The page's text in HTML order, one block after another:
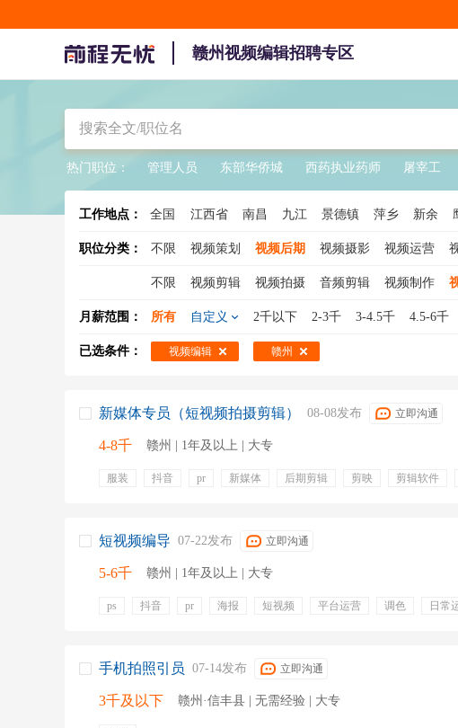
赣州视频编辑招聘专区
热门职位： 管理人员 东部华侨城 西药执业药师 屠宰工
工作地点： 全国 江西省 南昌 九江 景德镇 萍乡 新余
职位分类： 不限 视频策划 视频后期 视频摄影 视频运营
不限 视频剪辑 视频拍摄 音频剪辑 视频制作
月薪范围： 所有 自定义 2千以下 2-3千 3-4.5千 4.5-6千
已选条件： 视频编辑 赣州
新媒体专员（短视频拍摄剪辑） 08-08发布 立即沟通
4-8千 赣州 | 1年及以上 | 大专
服装 抖音 pr 新媒体 后期剪辑 剪映 剪辑软件
短视频编导 07-22发布 立即沟通
5-6千 赣州 | 1年及以上 | 大专
ps 抖音 pr 海报 短视频 平台运营 调色 日常
手机拍照引员 07-14发布 立即沟通
3千及以下 赣州·信丰县 | 无需经验 | 大专